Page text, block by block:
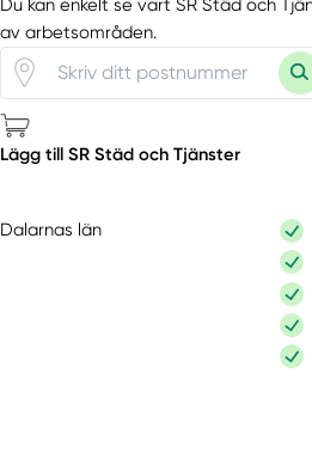
Du kan enkelt se vart SR Städ och
av arbetsområden.
Lägg till SR Städ och Tjänster
Dalarnas län